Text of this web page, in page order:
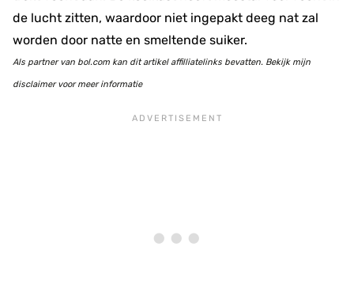
de lucht zitten, waardoor niet ingepakt deeg nat zal
worden door natte en smeltende suiker.
Als partner van bol.com kan dit artikel affilliatelinks bevatten. Bekijk mijn
disclaimer voor meer informatie